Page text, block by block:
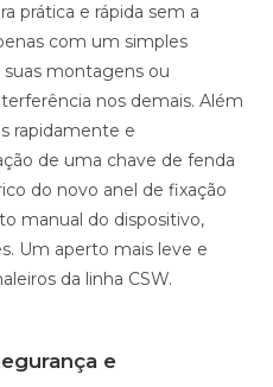
prática e rápida sem a
com um simples
montagens ou
nos demais. Além
rapidamente e
de uma chave de fenda
do novo anel de fixação
manual do dispositivo,
Um aperto mais leve e
da linha CSW.
e